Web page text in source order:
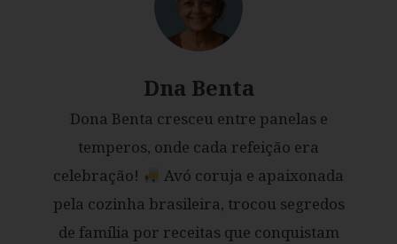
Dna Benta
Dona Benta cresceu entre panelas e
temperos, onde cada refeição era
celebração!
Avó coruja e apaixonada
pela cozinha brasileira, trocou segredos
de família por receitas que conquistam